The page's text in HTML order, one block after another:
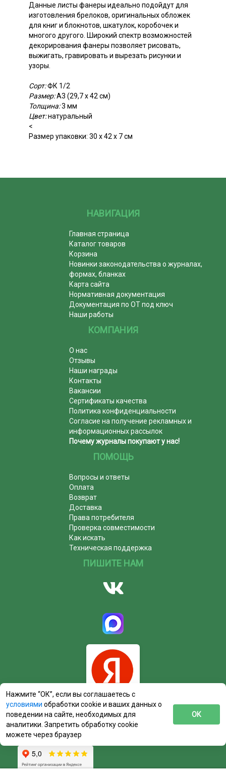
Данные листы фанеры идеально подойдут для
изготовления брелоков, оригинальных обложек
для книг и блокнотов, шкатулок, коробочек и
многого другого. Широкий спектр возможностей
декорирования фанеры позволяет рисовать,
выжигать, гравировать и вырезать рисунки и
узоры.
Сорт:ФК 1/2
Размер:А3 (29,7 х 42 см)
Толщина:3 мм
Цвет:натуральный
<
Размер упаковки: 30 х 42 х 7 см
НАВИГАЦИЯ
Главная страница
Каталог товаров
Корзина
Новинки законодательства о журналах,
формах, бланках
Карта сайта
Нормативная документация
Документация по ОТ под ключ
Наши работы
КОМПАНИЯ
О нас
Отзывы
Наши награды
Контакты
Вакансии
Сертификаты качества
Политика конфиденциальности
Согласие на получение рекламных и
информационных рассылок
Почему журналы покупают у нас!
ПОМОЩЬ
Вопросы и ответы
Оплата
Возврат
Доставка
Права потребителя
Проверка совместимости
Как искать
Техническая поддержка
ПИШИТЕ НАМ
Нажмите “ОК”, если вы соглашаетесь с
условиями обработки cookie и ваших данных о
поведении на сайте, необходимых для
аналитики. Запретить обработку cookie
можете через браузер
ОК